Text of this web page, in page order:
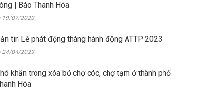
| Báo Thanh Hóa
19/07/2023
tin Lễ phát động tháng hành động ATTP 2023
24/04/2023
khăn trong xóa bỏ chợ cóc, chợ tạm ở thành phố
Hóa